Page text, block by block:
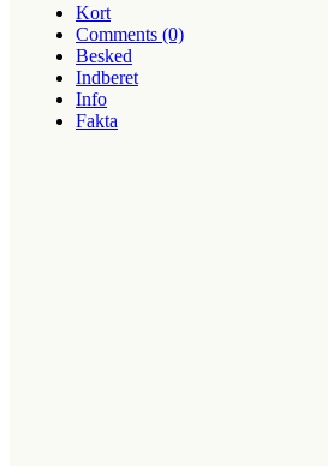
Kort
Comments (0)
Besked
Indberet
Info
Fakta